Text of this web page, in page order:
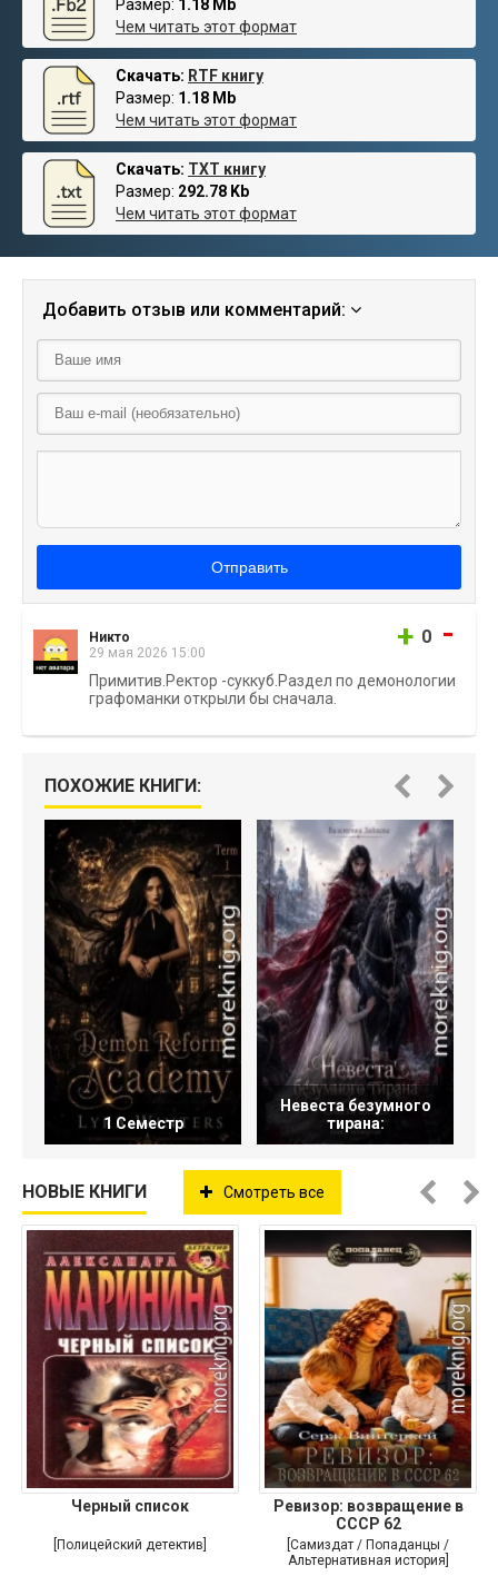
Размер: 1.18 Mb
Чем читать этот формат
Скачать: RTF книгу
Размер: 1.18 Mb
Чем читать этот формат
Скачать: TXT книгу
Размер: 292.78 Kb
Чем читать этот формат
Добавить отзыв или комментарий:
Отправить
Никто
29 мая 2026 15:00
+ 0 -
Примитив.Ректор -суккуб.Раздел по демонологии
графоманки открыли бы сначала.
ПОХОЖИЕ КНИГИ:
1 Семестр
Невеста безумного
тирана:
НОВЫЕ КНИГИ Смотреть все
Черный список
[Полицейский детектив]
Ревизор: возвращение в
СССР 62
[Самиздат / Попаданцы /
Альтернативная история]